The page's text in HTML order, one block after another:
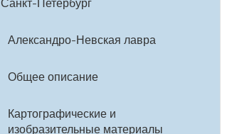
Александро-Невская лавра
Общее описание
Картографические и
изобразительные материалы